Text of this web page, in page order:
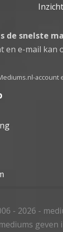
de snelste
en e-mail kan
- 2026 -